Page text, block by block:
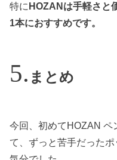
特に HOZANは手軽さと
1本におすすめです。
まとめ
今回、初めてHOZAN ペ
て、ずっと苦手だった